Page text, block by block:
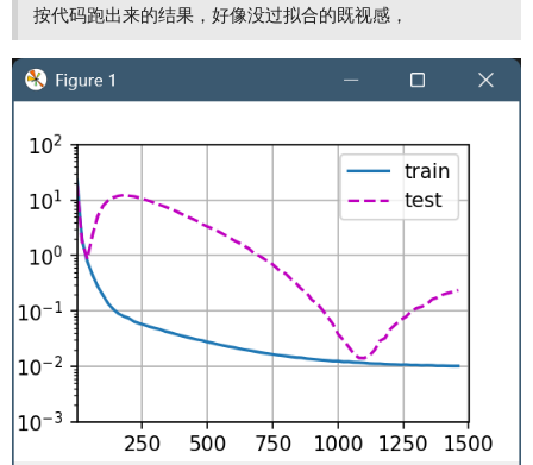
plt.show()
按代码跑出来的结果，好像没过拟合的既视感，